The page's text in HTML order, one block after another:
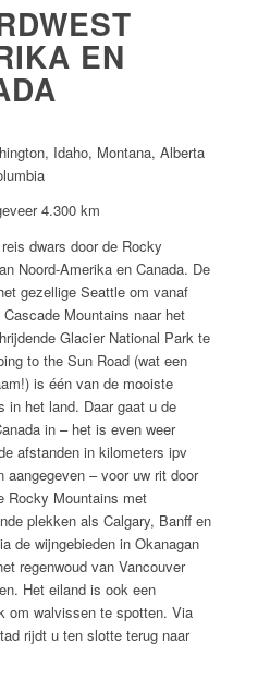
EN
Idaho, Montana, Alberta
4.300 km
dwars door de Rocky
Noord-Amerika en Canada. De
gezellige Seattle om vanaf
Mountains naar het
Glacier National Park te
to the Sun Road (wat een
is één van de mooiste
in het land. Daar gaat u de
in – het is even weer
afstanden in kilometers ipv
aangegeven – voor uw rit door
Rocky Mountains met
plekken als Calgary, Banff en
de wijngebieden in Okanagan
regenwoud van Vancouver
Het eiland is ook een
om walvissen te spotten. Via
rijdt u ten slotte terug naar